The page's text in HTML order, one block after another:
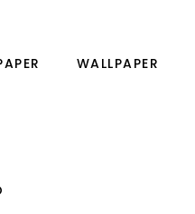
WALLPAPER